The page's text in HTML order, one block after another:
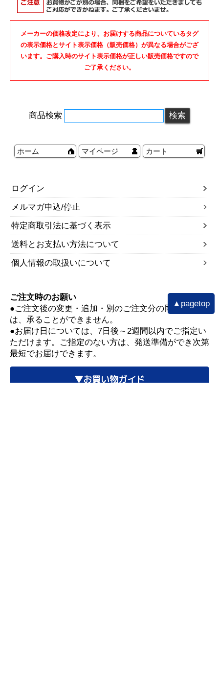
メーカーの価格改定により、お届けする商品についているタグ
の表示価格とサイト表示価格（販売価格）が異なる場合がござ
います。ご購入時のサイト表示価格が正しい販売価格ですので
ご了承ください。
商品検索
ホーム マイページ カート
ログイン
メルマガ申込/停止
特定商取引法に基づく表示
送料とお支払い方法について
個人情報の取扱いについて
ご注文時のお願い
●ご注文後の変更・追加・別のご注文分の同梱など
は、承ることができません。
●お届け日については、7日後～2週間以内でご指定い
ただけます。ご指定のない方は、発送準備ができ次第
最短でお届けできます。
▼お買い物ガイド
▲pagetop